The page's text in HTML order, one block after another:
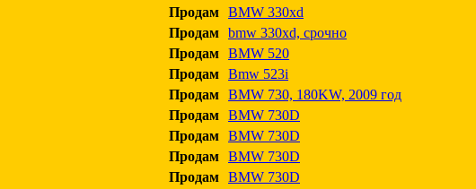
Продам BMW 330xd
Продам bmw 330xd, срочно
Продам BMW 520
Продам Bmw 523i
Продам BMW 730, 180KW, 2009 год
Продам BMW 730D
Продам BMW 730D
Продам BMW 730D
Продам BMW 730D